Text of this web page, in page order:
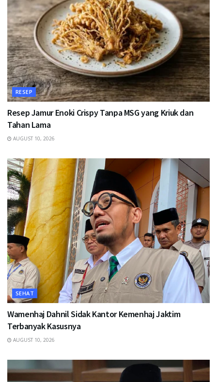
RESEP
Resep Jamur Enoki Crispy Tanpa MSG yang Kriuk dan
Tahan Lama
AUGUST 10, 2026
SEHAT
Wamenhaj Dahnil Sidak Kantor Kemenhaj Jaktim
Terbanyak Kasusnya
AUGUST 10, 2026